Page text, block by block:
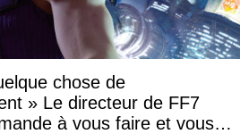
chose de
» Le directeur de FF7
à vous faire et vous